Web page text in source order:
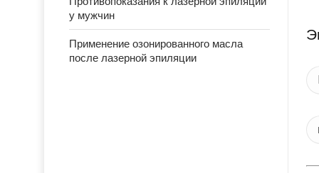
у мужчин
Применение озонированного масла
после лазерной эпиляции